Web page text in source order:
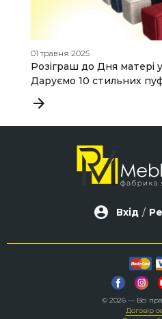
01 травня 2025
Розіграш до Дня матері
Даруємо 10 стильних
Вхід /
© 2026 — Всі
Договір